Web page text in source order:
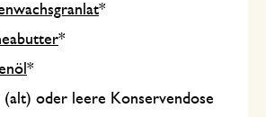
*
*
*
(alt) oder leere Konservendose